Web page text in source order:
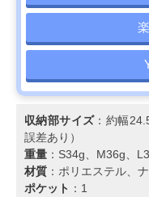
収納部サイズ：約幅
誤差あり）
重量 ：S34g、M36g、
材質 ：ポリエステル、
ポケット ：1